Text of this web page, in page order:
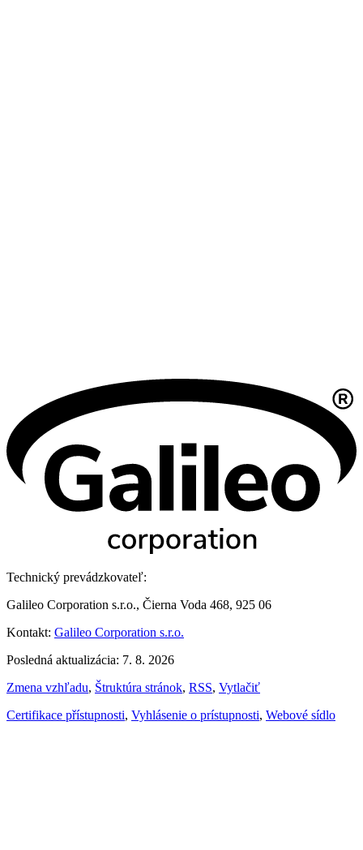
Technický prevádzkovateľ:
Galileo Corporation s.r.o., Čierna Voda 468, 925 06
Kontakt: Galileo Corporation s.r.o.
Posledná aktualizácia: 7. 8. 2026
Zmena vzhľadu, Štruktúra stránok, RSS, Vytlačiť
Certifikace přístupnosti, Vyhlásenie o prístupnosti, Webové sídlo